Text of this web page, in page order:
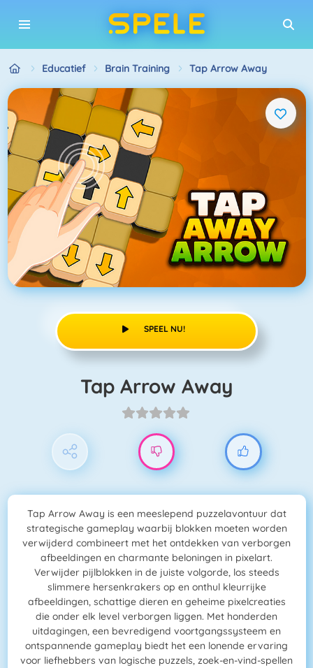
Educatief Brain Training Tap Arrow Away
SPEEL NU!
Tap Arrow Away
Tap Arrow Away is een meeslepend puzzelavontuur dat
strategische gameplay waarbij blokken moeten worden
verwijderd combineert met het ontdekken van verborgen
afbeeldingen en charmante beloningen in pixelart.
Verwijder pijlblokken in de juiste volgorde, los steeds
slimmere hersenkrakers op en onthul kleurrijke
afbeeldingen, schattige dieren en geheime pixelcreaties
die onder elk level verborgen liggen. Met honderden
uitdagingen, een bevredigend voortgangssysteem en
ontspannende gameplay biedt het een lonende ervaring
voor liefhebbers van logische puzzels, zoek-en-vind-spellen